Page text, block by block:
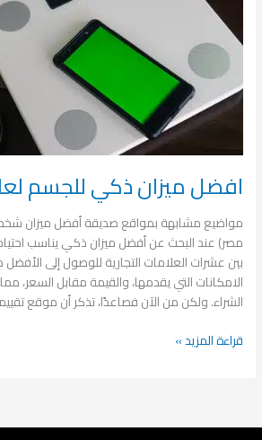
افضل ميزان ذكي للجسم لعام
مواضيع مشابهة بمواقع صديقة أفضل ميزان
مصر) عند البحث عن أفضل ميزان ذكي يناسب
بين عشرات العلامات التجارية للوصول إلى
الامكانات التي يقدمها، والقيمة مقابل السعر،
الشراء. ولكن من الآن فصاعدًا، تذكر أن موقع
2026
قراءة المزيد »